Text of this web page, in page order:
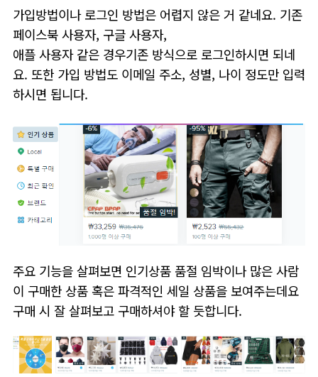
가입방법이나 로그인 방법은 어렵지 않은 거 같네요. 기존
페이스북 사용자, 구글 사용자,
애플 사용자 같은 경우기존 방식으로 로그인하시면 되네
요. 또한 가입 방법도 이메일 주소, 성별, 나이 정도만 입력
하시면 됩니다.
주요 기능을 살펴보면 인기상품 품절 임박이나 많은 사람
이 구매한 상품 혹은 파격적인 세일 상품을 보여주는데요
구매 시 잘 살펴보고 구매하셔야 할 듯합니다.